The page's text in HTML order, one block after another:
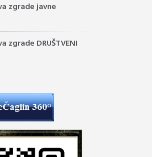
zgrade javne
zgrade DRUŠTVENI